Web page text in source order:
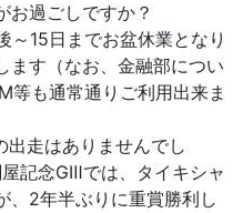
お過ごしですか？
～15日までお盆休業となり
ます（なお、金融部につい
等も通常通りご利用出来ま
出走はありませんでし
記念GⅢでは、タイキシャ
、2年半ぶりに重賞勝利し